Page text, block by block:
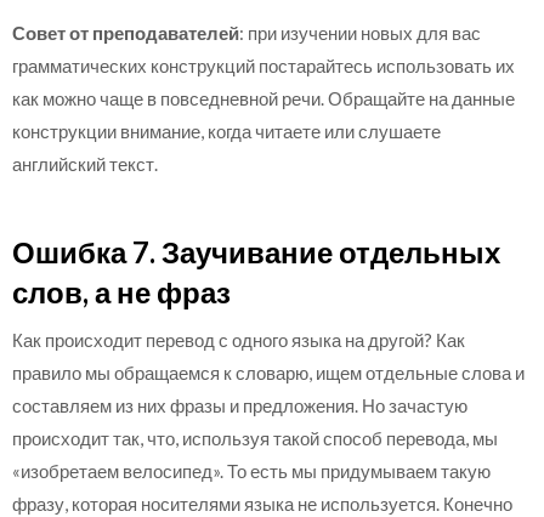
Совет от преподавателей: при изучении новых для вас
грамматических конструкций постарайтесь использовать их
как можно чаще в повседневной речи. Обращайте на данные
конструкции внимание, когда читаете или слушаете
английский текст.
Ошибка 7. Заучивание отдельных
слов, а не фраз
Как происходит перевод с одного языка на другой? Как
правило мы обращаемся к словарю, ищем отдельные слова и
составляем из них фразы и предложения. Но зачастую
происходит так, что, используя такой способ перевода, мы
«изобретаем велосипед». То есть мы придумываем такую
фразу, которая носителями языка не используется. Конечно